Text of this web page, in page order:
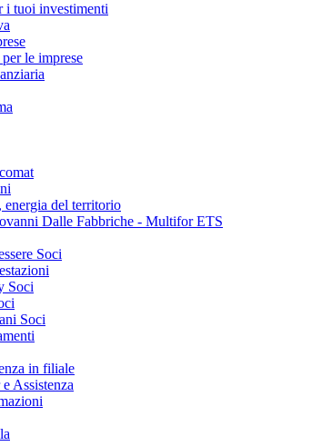
i tuoi investimenti
le imprese
del territorio
Dalle Fabbriche - Multifor ETS
Soci
Soci
Soci
in filiale
Assistenza